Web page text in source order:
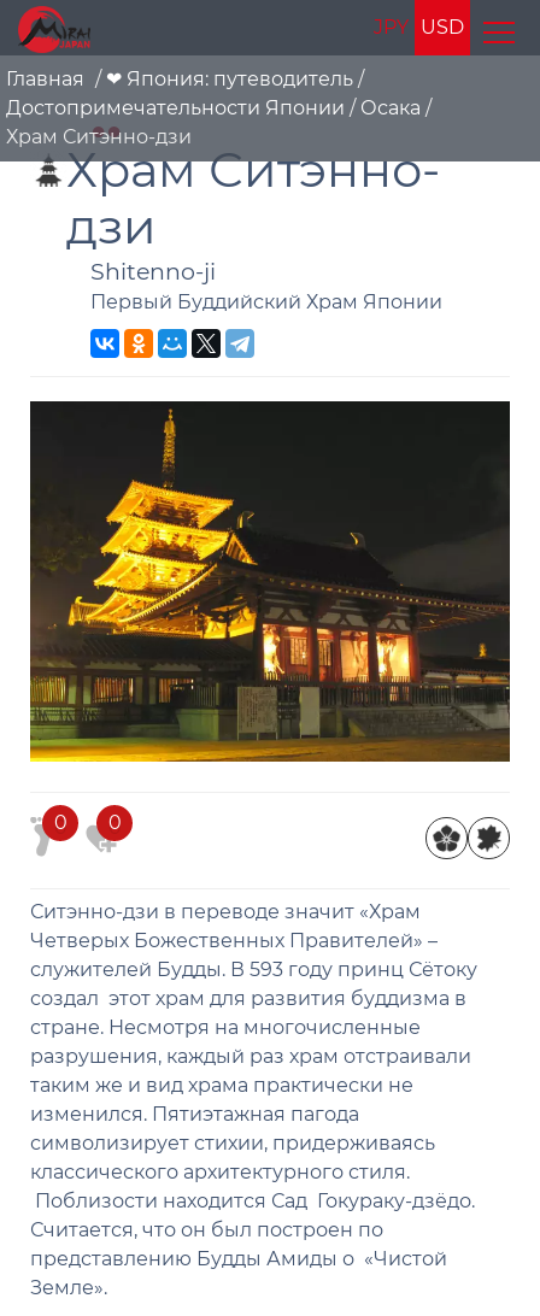
JPY USD
Главная / ❤ Япония: путеводитель /
Достопримечательности Японии / Осака /
Храм Ситэнно-дзи
Храм Ситэнно-
дзи
Shitenno-ji
Первый Буддийский Храм Японии
0 0
Ситэнно-дзи в переводе значит «Храм
Четверых Божественных Правителей» –
служителей Будды. В 593 году принц Сётоку
создал этот храм для развития буддизма в
стране. Несмотря на многочисленные
разрушения, каждый раз храм отстраивали
таким же и вид храма практически не
изменился. Пятиэтажная пагода
символизирует стихии, придерживаясь
классического архитектурного стиля.
Поблизости находится Сад Гокураку-дзёдо.
Считается, что он был построен по
представлению Будды Амиды о «Чистой
Земле».